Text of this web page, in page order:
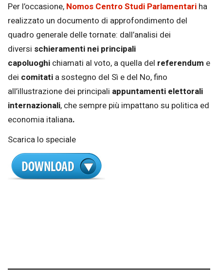
Per l’occasione, Nomos Centro Studi Parlamentari ha
realizzato un documento di approfondimento del
quadro generale delle tornate: dall’analisi dei
diversi schieramenti nei principali
capoluoghi chiamati al voto, a quella del referendum e
dei comitati a sostegno del Sì e del No, fino
all’illustrazione dei principali appuntamenti elettorali
internazionali, che sempre più impattano su politica ed
economia italiana.
Scarica lo speciale